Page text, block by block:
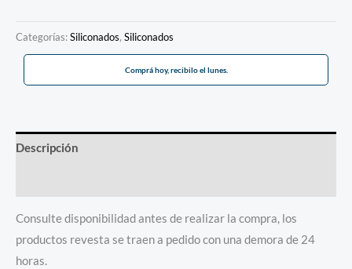
Categorías:Siliconados, Siliconados
Comprá hoy, recibilo el lunes.
Descripción
Consulte disponibilidad antes de realizar la compra, los
productos revesta se traen a pedido con una demora de 24
horas.